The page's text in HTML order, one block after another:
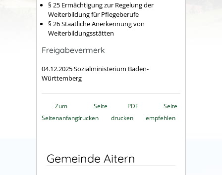
§ 25 Ermächtigung zur Regelung der
Weiterbildung für Pflegeberufe
§ 26Staatliche Anerkennung von
Weiterbildungsstätten
Freigabevermerk
04.12.2025 Sozialministerium Baden-
Württemberg
Zum
Seitenanfang
Seite
drucken
PDF
drucken
Seite
empfehlen
Gemeinde Aitern